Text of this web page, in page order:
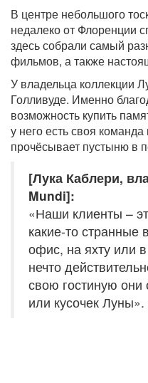
В центре небольшого
недалеко от Флоренции
здесь собрали самый
фильмов, а также
У владельца коллекции
Голливуде. Именно
возможность купить
у него есть своя
прочёсывает пустыню в
[Лука Каблери,
Mundi]:
«Наши клиенты –
какие-то
офис, на яхту или
нечто
свою гостиную они
или кусочек Луны».